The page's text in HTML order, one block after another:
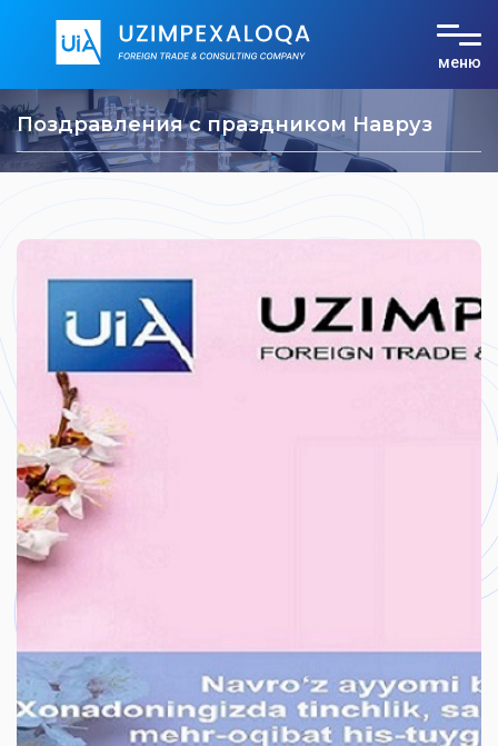
О компании
Услуги
Контакты
RU EN
меню
Поздравления с праздником Навруз